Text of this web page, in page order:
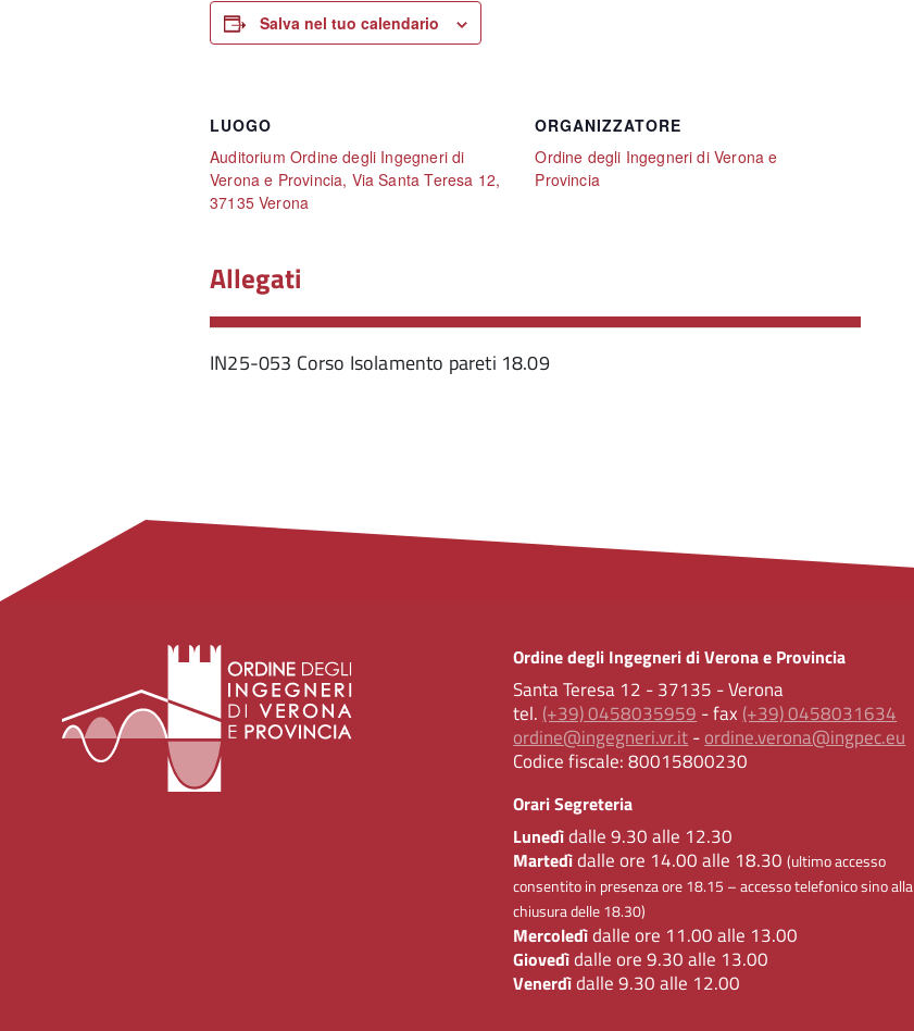
Salva nel tuo calendario
LUOGO
Auditorium Ordine degli Ingegneri di
Verona e Provincia, Via Santa Teresa 12,
37135 Verona
ORGANIZZATORE
Ordine degli Ingegneri di Verona e
Provincia
Allegati
IN25-053 Corso Isolamento pareti 18.09
Ordine degli Ingegneri di Verona e Provincia
Santa Teresa 12 - 37135 - Verona
tel. (+39) 0458035959 - fax (+39) 0458031634
ordine@ingegneri.vr.it-ordine.verona@ingpec.eu
Codice fiscale:80015800230
Orari Segreteria
Lunedìdalle 9.30 alle 12.30
Martedìdalle ore 14.00 alle 18.30(ultimo accesso
consentito in presenza ore 18.15 – accesso telefonico sino alla
chiusura delle 18.30)
Mercoledìdalle ore 11.00 alle 13.00
Giovedìdalle ore 9.30 alle 13.00
Venerdìdalle 9.30 alle 12.00